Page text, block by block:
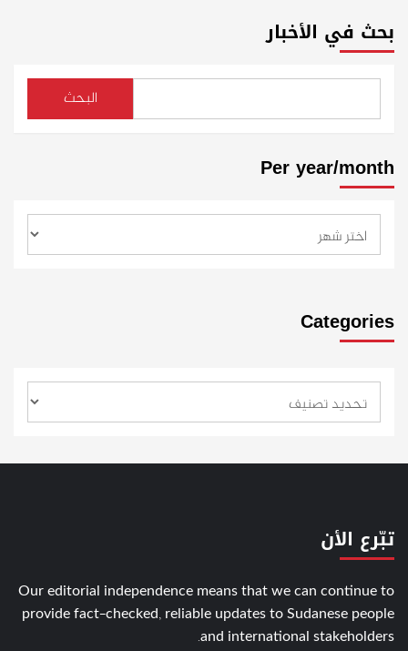
بحث في الأخبار
البحث
Per year/month
Categories
تبّرع الأن
Our editorial independence means that we can continue to
provide fact-checked, reliable updates to Sudanese people
and international stakeholders.